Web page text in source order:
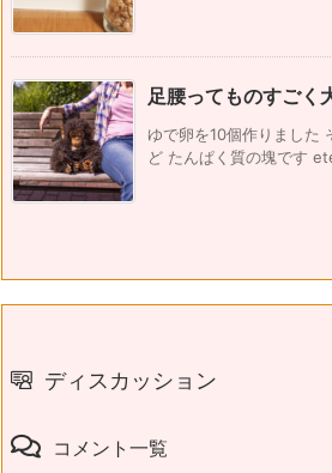
足腰ってものすごく
ゆで卵を10個作りました
ど たんぱく質の塊です
ディスカッション
コメント一覧